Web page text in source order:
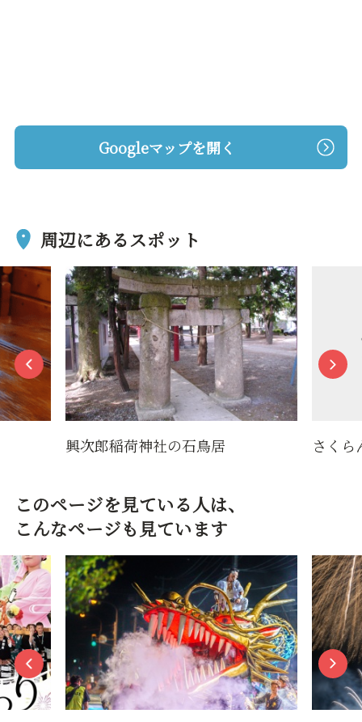
Googleマップを開く
周辺にあるスポット
興次郎稲荷神社の石鳥居 さくら
このページを見ている人は、
こんなページも見ています